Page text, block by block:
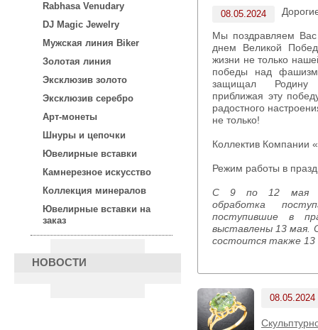
Rabhasa Venudary
DJ Magic Jewelry
Мужская линия Biker
Золотая линия
Эксклюзив золото
Эксклюзив серебро
Арт-монеты
Шнуры и цепочки
Ювелирные вставки
Камнерезное искусство
Коллекция минералов
Ювелирные вставки на
заказ
НОВОСТИ
08.05.2024
Мы поздравляем Вас с замечательным праздником —
днем Великой
жизни не только
победы над
защищал
приближая эту
радостного
не только!
Коллектив
Режим работы в
С 9 по 12 мая будет производиться только
обработка
поступившие в
выставлены 13 мая.
состоится также 13
08.05.2024